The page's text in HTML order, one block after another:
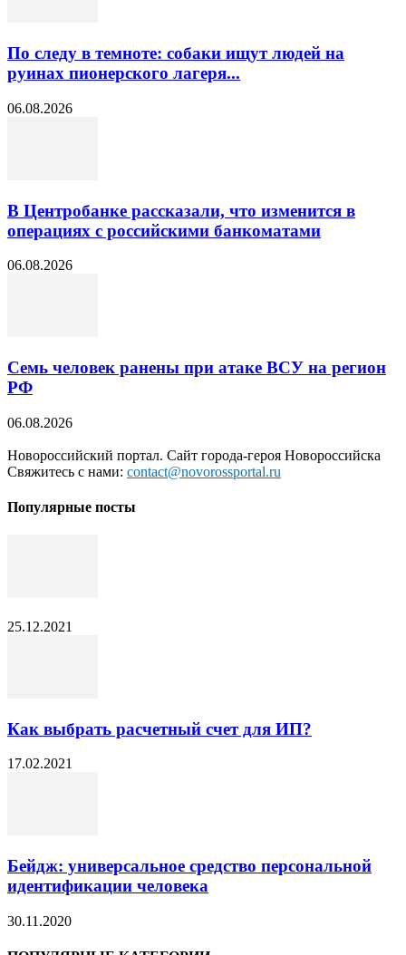
По следу в темноте: собаки ищут людей на
руинах пионерского лагеря...
06.08.2026
В Центробанке рассказали, что изменится в
операциях с российскими банкоматами
06.08.2026
Семь человек ранены при атаке ВСУ на регион
РФ
06.08.2026
Новороссийский портал. Сайт города-героя Новороссийска
Свяжитесь с нами: contact@novorossportal.ru
Популярные посты
25.12.2021
Как выбрать расчетный счет для ИП?
17.02.2021
Бейдж: универсальное средство персональной
идентификации человека
30.11.2020